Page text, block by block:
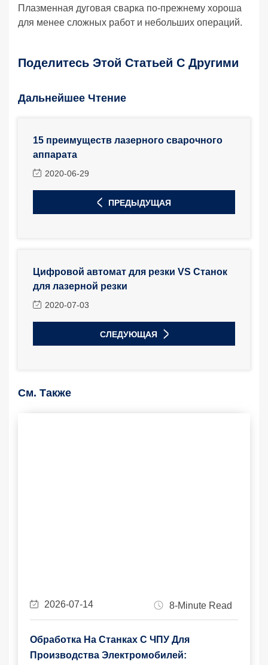
Плазменная дуговая сварка по-прежнему хороша
для менее сложных работ и небольших операций.
Поделитесь Этой Статьей С Другими
Дальнейшее Чтение
15 преимуществ лазерного сварочного
аппарата
2020-06-29
ПРЕДЫДУЩАЯ
Цифровой автомат для резки VS Станок
для лазерной резки
2020-07-03
СЛЕДУЮЩАЯ
См. Также
2026-07-14 8-Minute Read
Обработка На Станках С ЧПУ Для
Производства Электромобилей: